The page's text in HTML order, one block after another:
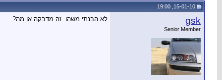
gsk
Senior Member
לא הבנתי משהו. זה מדבקה או מה?